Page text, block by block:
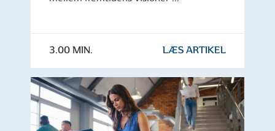
3.00 MIN. LÆS ARTIKEL